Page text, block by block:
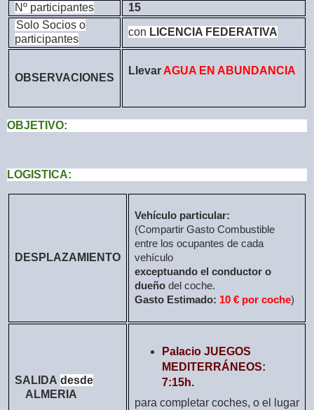
Nº participantes
15
Solo Socios o
participantes
con LICENCIA FEDERATIVA
OBSERVACIONES
LlevarAGUA EN ABUNDANCIA
OBJETIVO:
LOGISTICA:
DESPLAZAMIENTO
Vehículo particular:
(Compartir Gasto Combustible
entre los ocupantes de cada
vehículo
exceptuando el conductor o
dueño del coche.
Gasto Estimado: 10 € por coche)
SALIDA desde
ALMERIA
Palacio JUEGOS
MEDITERRÁNEOS:
7:15h.
para completar coches, o el lugar